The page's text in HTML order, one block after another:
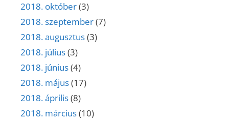
2018. október(3)
2018. szeptember(7)
2018. augusztus(3)
2018. július(3)
2018. június(4)
2018. május(17)
2018. április(8)
2018. március(10)